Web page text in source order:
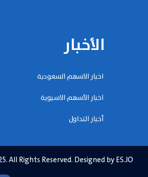
الأخبار
اخبار الاسهم السعودية
اخبار الأسهم الاسيوية
أخبار التداول
All Rights Reserved. Designed by ES.JO